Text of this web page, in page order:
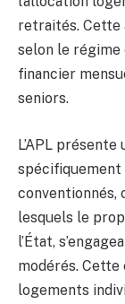
retraités. Cette
selon le régime
financier
seniors.
L’APL
spécifiquement
conventionnés,
lesquels le
l’État,
modérés. Cette
logements